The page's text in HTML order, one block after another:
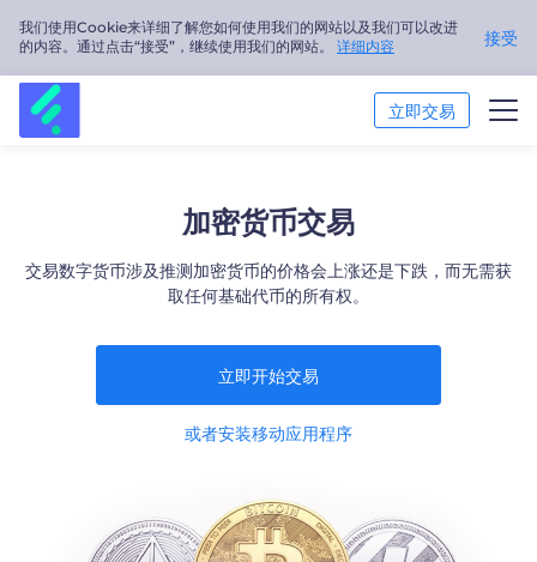
我们使用Cookie来详细了解您如何使用我们的网站以及我们可以改进
的内容。通过点击“接受”，继续使用我们的网站。 详细内容 接受
立即交易
Trader
加密货币交易
交易数字货币涉及推测加密货币的价格会上涨还是下跌，而无需获
取任何基础代币的所有权。
立即开始交易
或者安装移动应用程序